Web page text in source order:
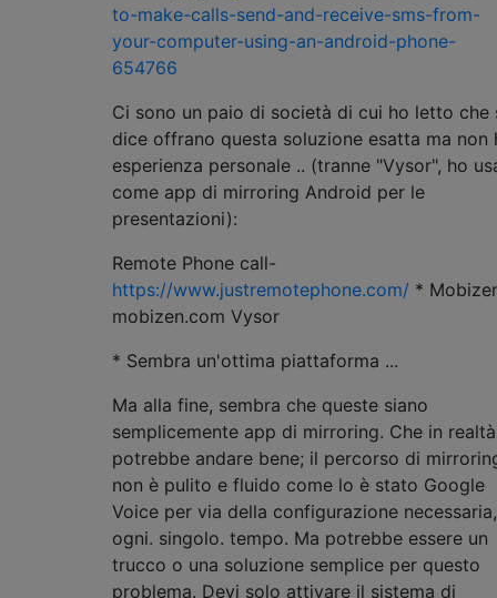
to-make-calls-send-and-receive-sms-from-
your-computer-using-an-android-phone-
654766
Ci sono un paio di società di cui ho letto che
dice offrano questa soluzione esatta ma non
esperienza personale .. (tranne "Vysor", ho
come app di mirroring Android per le
presentazioni):
Remote Phone call-
https://www.justremotephone.com/ *
mobizen.com Vysor
* Sembra un'ottima piattaforma ...
Ma alla fine, sembra che queste siano
semplicemente app di mirroring. Che in realtà
potrebbe andare bene; il percorso di
non è pulito e fluido come lo è stato Google
Voice per via della configurazione necessaria,
ogni. singolo. tempo. Ma potrebbe essere un
trucco o una soluzione semplice per questo
problema. Devi solo attivare il sistema di